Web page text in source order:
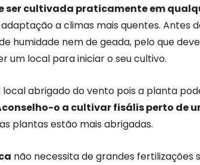
ser cultivada praticamente em
a climas mais quentes. Antes
humidade nem de geada, pelo que
um local para iniciar o seu cultivo.
abrigado do vento pois a planta
o a cultivar fisális perto de
plantas estão mais abrigadas.
não necessita de grandes fertilizações